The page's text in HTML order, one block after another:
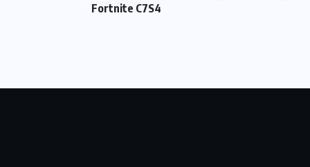
Fortnite C7S4